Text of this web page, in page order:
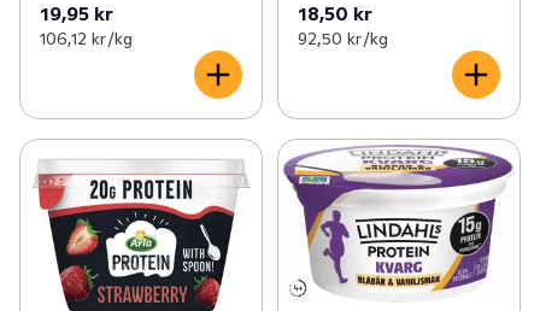
19,95 kr
106,12 kr /kg
18,50 kr
92,50 kr /kg